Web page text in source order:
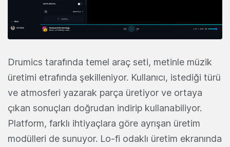
Drumics tarafında temel araç seti, metinle müzik
üretimi etrafında şekilleniyor. Kullanıcı, istediği türü
ve atmosferi yazarak parça üretiyor ve ortaya
çıkan sonuçları doğrudan indirip kullanabiliyor.
Platform, farklı ihtiyaçlara göre ayrışan üretim
modülleri de sunuyor. Lo-fi odaklı üretim ekranında